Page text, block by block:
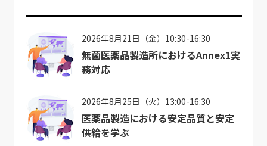
2026年8月21日（金）10:30-16:30
無菌医薬品製造所におけるAnnex1実
務対応
2026年8月25日（火）13:00-16:30
医薬品製造における安定品質と安定
供給を学ぶ